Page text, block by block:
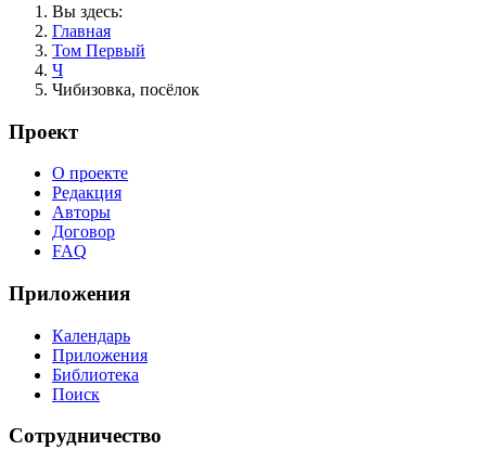
Вы здесь:
Главная
Том Первый
Ч
Чибизовка, посёлок
Проект
О проекте
Редакция
Авторы
Договор
FAQ
Приложения
Календарь
Приложения
Библиотека
Поиск
Сотрудничество